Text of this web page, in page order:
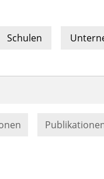
Schulen